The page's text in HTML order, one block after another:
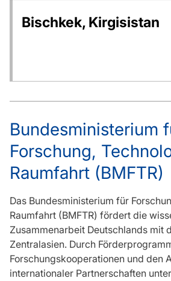
Bischkek, Kirgisistan
Bundesministerium
Forschung,
Raumfahrt (BMFTR)
Das Bundesministerium für
Raumfahrt (BMFTR) fördert die
Zusammenarbeit Deutschlands mit
Zentralasien. Durch
Forschungskooperationen und den
internationaler Partnerschaften